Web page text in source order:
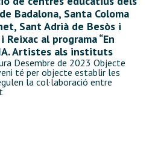
Badalona, Santa Coloma
Sant Adrià de Besòs i
Reixac al programa “En
Artistes als instituts
Desembre de 2023 Objecte
té per objecte establir les
la col·laboració entre